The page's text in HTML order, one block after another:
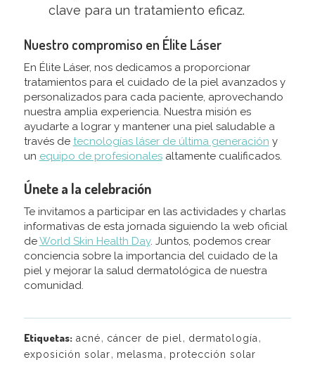
clave para un tratamiento eficaz.
Nuestro compromiso en Élite Láser
En Élite Láser, nos dedicamos a proporcionar
tratamientos para el cuidado de la piel avanzados y
personalizados para cada paciente, aprovechando
nuestra amplia experiencia. Nuestra misión es
ayudarte a lograr y mantener una piel saludable a
través de tecnologías láser de última generación y
un equipo de profesionalesaltamente cualificados.
Únete a la celebración
Te invitamos a participar en las actividades y charlas
informativas de esta jornada siguiendo la web oficial
deWorld Skin Health Day. Juntos, podemos crear
conciencia sobre la importancia del cuidado de la
piel y mejorar la salud dermatológica de nuestra
comunidad.
Etiquetas: acné, cáncer de piel , dermatología ,
exposición solar, melasma , protección solar